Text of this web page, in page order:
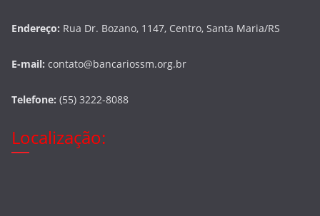
Endereço: Rua Dr. Bozano, 1147, Centro, Santa Maria/RS
E-mail: contato@bancariossm.org.br
Telefone: (55) 3222-8088
Localização: